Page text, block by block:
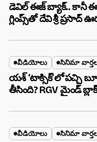
డెవిల్ ఈజ్ బ్యాక్.. కానీ
గ్లింప్స్‌తో దేవి శ్రీ ప్రసాద్
వీడియోలు సినిమా
యశ్ ‘టాక్సిక్’లో పచ్చి
తీసింది? RGV మైండ్
వీడియోలు సినిమా